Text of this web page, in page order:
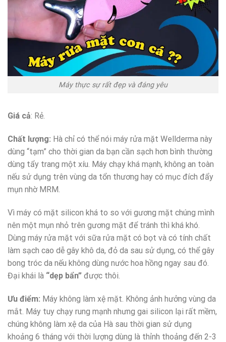
Máy thực sự rất đẹp và đáng yêu
Giá cả: Rẻ.
Chất lượng: Hà chỉ có thể nói máy rửa mặt Wellderma này
dùng “tạm” cho thời gian da bạn cần sạch hơn bình thường
dùng tẩy trang một xíu. Máy chạy khá mạnh, không an toàn
nếu sử dụng trên vùng da tổn thương hay có mục đích đẩy
mụn nhờ MRM.
Vì máy có mặt silicon khá to so với gương mặt chúng mình
nên một mụn nhỏ trên gương mặt để tránh thì khá khó.
Dùng máy rửa mặt với sữa rửa mặt có bọt và có tính chất
làm sạch cao dễ gây khô da, đỏ da sau sử dụng, có thể gây
bong tróc da nếu không dùng nước hoa hồng ngay sau đó.
Đại khái là “dẹp bẩn” được thôi.
Ưu điểm: Máy không làm xệ mặt. Không ảnh hưởng vùng da
mắt. Máy tuy chạy rung mạnh nhưng gai silicon lại rất mềm,
chúng không làm xệ da của Hà sau thời gian sử dụng
khoảng 6 tháng với thời lượng dùng là thỉnh thoảng đến 2-3